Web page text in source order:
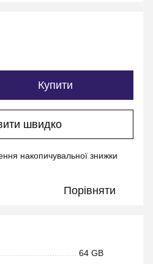
Купити
швидко
накопичувальної знижки
Порівняти
64 GB